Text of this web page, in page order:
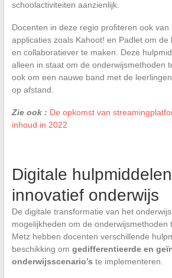
schoolactiviteiten aanzienlijk.
Docenten in deze regio profiteren ook van
applicaties zoals Kahoot! en Padlet om de
en collaboratiever te maken. Deze
alleen in staat om de onderwijsmethoden
ook om een nauwe band met de
op afstand.
Zie ook : De opkomst van
inhoud in 2022
Digitale
innovatief onderwijs
De digitale transformatie van het
mogelijkheden om de onderwijsmethoden
Metz hebben docenten verschillende
beschikking om gedifferentieerde en
onderwijsscenario’s te implementeren.